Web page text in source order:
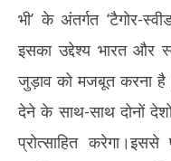
भी’ के अंतर्गत ‘टैगोर-
इसका उद्देश्य भारत और
जुड़ाव को मजबूत करना है।
देने के साथ-साथ दोनों
प्रोत्साहित